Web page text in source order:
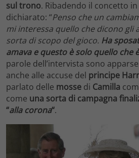
sul trono. Ribadendo il concetto
dichiarato: “Penso che un
mi interessa quello che dicono gli
sorta di scopo del gioco. Ha
amava e questo è solo quello che
parole dell’intervista sono
anche alle accuse del principe
parlato delle mosse di Camilla
come una sorta di campagna
“alla corona“.